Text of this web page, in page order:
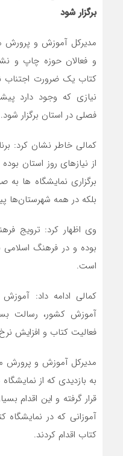
برگزار شود
مدیرکل آموزش و پرورش
و فعالان حوزه چاپ و
کتاب یک ضرورت اجتناب
نیازی که وجود دارد
فصلی در استان برگزار شود.
کمالی خاطر نشان کرد:
از نیازهای روز استان
برگزاری نمایشگاه ها به
بلکه در همه شهرستان‌ها
وی اظهار کرد: ترویج
بوده و در فرهنگ
است.
کمالی ادامه داد:
آموزش کشور، رسالت
فعالیت کتاب و افزایش
مدیرکل آموزش و پرورش
به بازدیدی که از
قرار گرفته و این اقدام
آموزانی که در
کتاب اقدام کردند.